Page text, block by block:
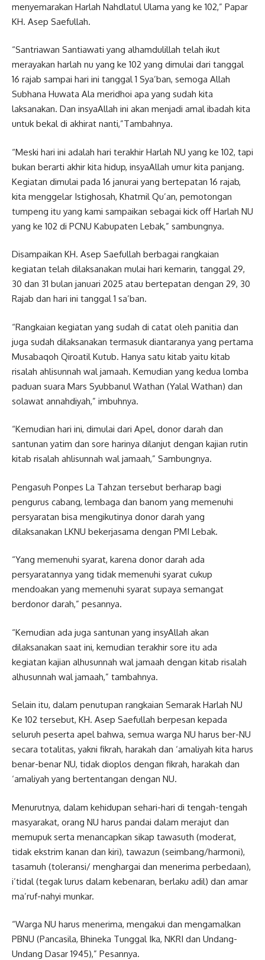
menyemarakan Harlah Nahdlatul Ulama yang ke 102,” Papar
KH. Asep Saefullah.
“Santriawan Santiawati yang alhamdulillah telah ikut
merayakan harlah nu yang ke 102 yang dimulai dari tanggal
16 rajab sampai hari ini tanggal 1 Sya’ban, semoga Allah
Subhana Huwata Ala meridhoi apa yang sudah kita
laksanakan. Dan insyaAllah ini akan menjadi amal ibadah kita
untuk bekal di akhirat nanti,”Tambahnya.
“Meski hari ini adalah hari terakhir Harlah NU yang ke 102, tapi
bukan berarti akhir kita hidup, insyaAllah umur kita panjang.
Kegiatan dimulai pada 16 janurai yang bertepatan 16 rajab,
kita menggelar Istighosah, Khatmil Qu’an, pemotongan
tumpeng itu yang kami sampaikan sebagai kick off Harlah NU
yang ke 102 di PCNU Kabupaten Lebak,” sambungnya.
Disampaikan KH. Asep Saefullah berbagai rangkaian
kegiatan telah dilaksanakan mulai hari kemarin, tanggal 29,
30 dan 31 bulan januari 2025 atau bertepatan dengan 29, 30
Rajab dan hari ini tanggal 1 sa’ban.
“Rangkaian kegiatan yang sudah di catat oleh panitia dan
juga sudah dilaksanakan termasuk diantaranya yang pertama
Musabaqoh Qiroatil Kutub. Hanya satu kitab yaitu kitab
risalah ahlisunnah wal jamaah. Kemudian yang kedua lomba
paduan suara Mars Syubbanul Wathan (Yalal Wathan) dan
solawat annahdiyah,” imbuhnya.
“Kemudian hari ini, dimulai dari Apel, donor darah dan
santunan yatim dan sore harinya dilanjut dengan kajian rutin
kitab risalah ahlisunnah wal jamaah,” Sambungnya.
Pengasuh Ponpes La Tahzan tersebut berharap bagi
pengurus cabang, lembaga dan banom yang memenuhi
persyaratan bisa mengikutinya donor darah yang
dilaksanakan LKNU bekerjasama dengan PMI Lebak.
“Yang memenuhi syarat, karena donor darah ada
persyaratannya yang tidak memenuhi syarat cukup
mendoakan yang memenuhi syarat supaya semangat
berdonor darah,” pesannya.
“Kemudian ada juga santunan yang insyAllah akan
dilaksanakan saat ini, kemudian terakhir sore itu ada
kegiatan kajian alhusunnah wal jamaah dengan kitab risalah
alhusunnah wal jamaah,” tambahnya.
Selain itu, dalam penutupan rangkaian Semarak Harlah NU
Ke 102 tersebut, KH. Asep Saefullah berpesan kepada
seluruh peserta apel bahwa, semua warga NU harus ber-NU
secara totalitas, yakni fikrah, harakah dan ‘amaliyah kita harus
benar-benar NU, tidak dioplos dengan fikrah, harakah dan
‘amaliyah yang bertentangan dengan NU.
Menurutnya, dalam kehidupan sehari-hari di tengah-tengah
masyarakat, orang NU harus pandai dalam merajut dan
memupuk serta menancapkan sikap tawasuth (moderat,
tidak ekstrim kanan dan kiri), tawazun (seimbang/harmoni),
tasamuh (toleransi/ menghargai dan menerima perbedaan),
i’tidal (tegak lurus dalam kebenaran, berlaku adil) dan amar
ma’ruf-nahyi munkar.
“Warga NU harus menerima, mengakui dan mengamalkan
PBNU (Pancasila, Bhineka Tunggal Ika, NKRI dan Undang-
Undang Dasar 1945),” Pesannya.